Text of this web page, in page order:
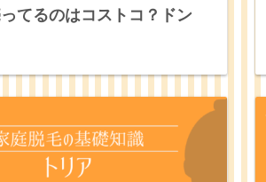
てるのはコストコ？ドン